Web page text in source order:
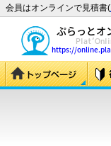
会員はオンラインで見積書(